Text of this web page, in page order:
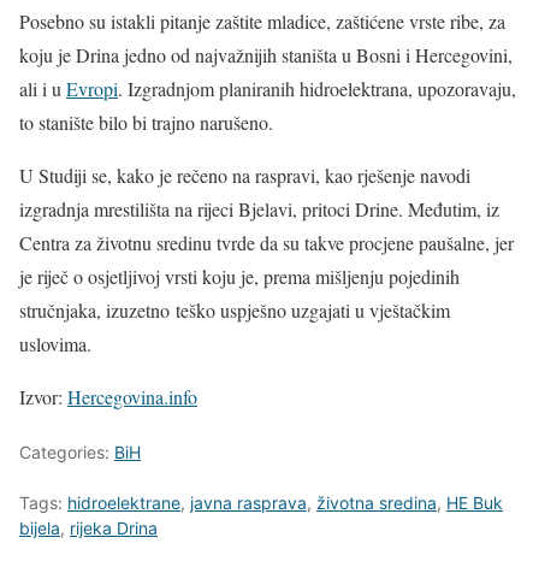
Posebno su istakli pitanje zaštite mladice, zaštićene vrste ribe, za
koju je Drina jedno od najvažnijih staništa u Bosni i Hercegovini,
ali i u Evropi. Izgradnjom planiranih hidroelektrana, upozoravaju,
to stanište bilo bi trajno narušeno.
U Studiji se, kako je rečeno na raspravi, kao rješenje navodi
izgradnja mrestilišta na rijeci Bjelavi, pritoci Drine. Međutim, iz
Centra za životnu sredinu tvrde da su takve procjene paušalne, jer
je riječ o osjetljivoj vrsti koju je, prema mišljenju pojedinih
stručnjaka, izuzetno teško uspješno uzgajati u vještačkim
uslovima.
Izvor: Hercegovina.info
Categories: BiH
Tags: hidroelektrane, javna rasprava, životna sredina, HE Buk
bijela, rijeka Drina